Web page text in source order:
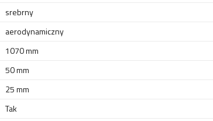
srebrny
aerodynamiczny
1070 mm
50 mm
25 mm
Tak